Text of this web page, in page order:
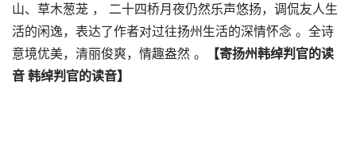
山、草木葱茏 ， 二十四桥月夜仍然乐声悠扬，调侃友人生
活的闲逸，表达了作者对过往扬州生活的深情怀念 。全诗
意境优美，清丽俊爽，情趣盎然 。
【寄扬州韩绰判官的读
音 韩绰判官的读音】